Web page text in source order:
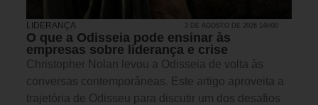
LIDERANÇA 3 DE AGOSTO DE 2026 14H00
O que a Odisseia pode ensinar às
empresas sobre liderança e crise
Christopher Nolan levou a Odisseia de volta às
conversas contemporâneas. Este artigo aproveita a
trajetória de Odisseu para discutir um dos desafios